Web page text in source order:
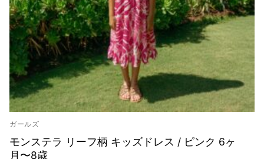
ガールズ
モンステラ リーフ柄 キッズドレス / ピンク 6ヶ
月〜8歳